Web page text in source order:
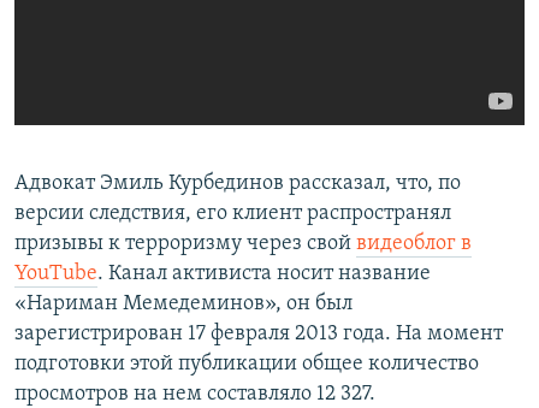
Адвокат Эмиль Курбединов рассказал, что, по
версии следствия, его клиент распространял
призывы к терроризму через свой видеоблог в
YouTube. Канал активиста носит название
«Нариман Мемедеминов», он был
зарегистрирован 17 февраля 2013 года. На момент
подготовки этой публикации общее количество
просмотров на нем составляло 12 327.